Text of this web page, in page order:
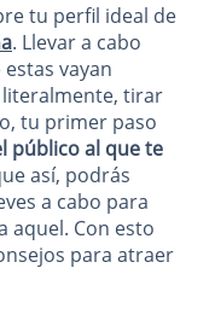
tu perfil ideal de
. Llevar a cabo
vayan
literalmente, tirar
tu primer paso
público al que te
así, podrás
a cabo para
aquel. Con esto
para atraer